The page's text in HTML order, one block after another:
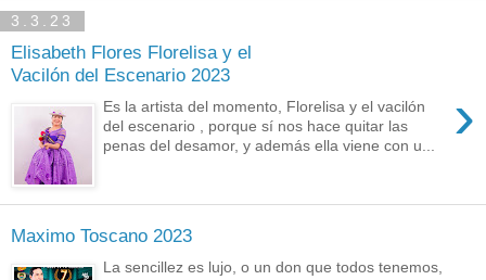
3.3.23
Elisabeth Flores Florelisa y el
Vacilón del Escenario 2023
›
Es la artista del momento, Florelisa y el vacilón
del escenario , porque sí nos hace quitar las
penas del desamor, y además ella viene con u...
Maximo Toscano 2023
La sencillez es lujo, o un don que todos tenemos,